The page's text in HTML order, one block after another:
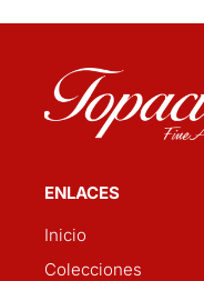
ENLACES
Inicio
Colecciones